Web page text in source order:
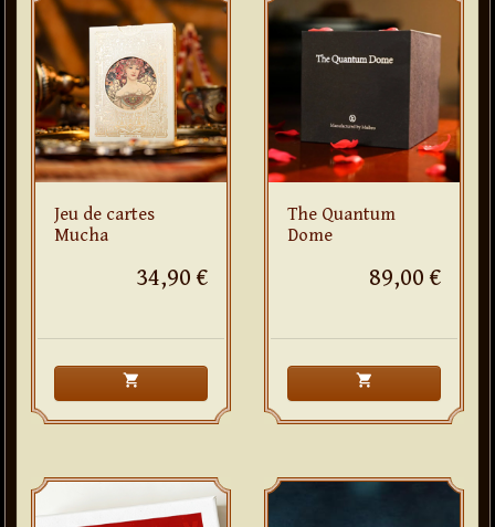
Jeu de cartes
Mucha
34,90 €
shopping_cart
The Quantum
Dome
89,00 €
shopping_cart